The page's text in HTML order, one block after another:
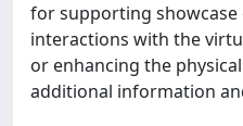
for supporting
interactions with the
or enhancing the
additional information